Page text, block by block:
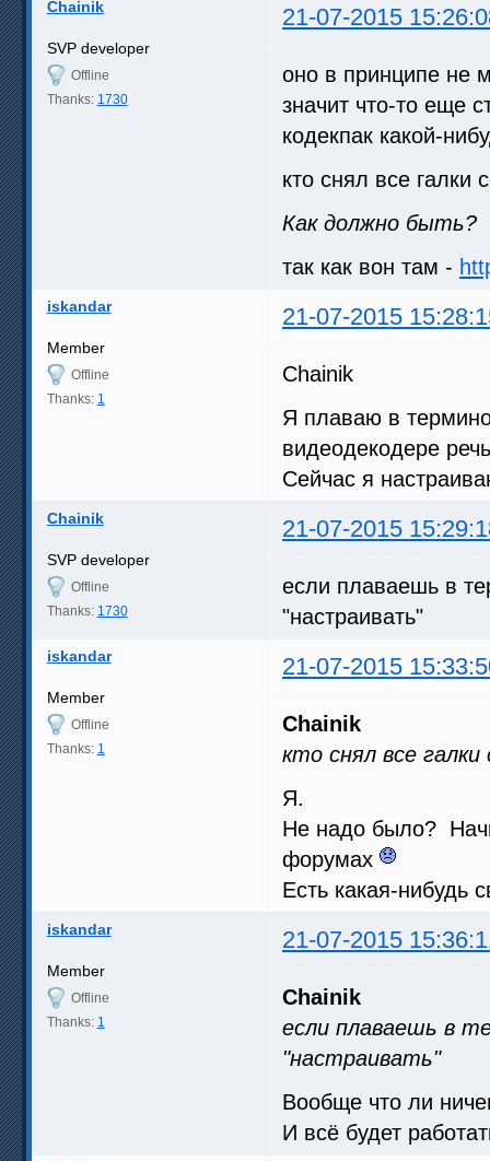
Chainik 21-07-2015
SVP developer
Offline
Thanks: 1730
оно в принципе не
значит что-то еще
кодекпак какой-
кто снял все галки
Как должно быть?
так как вон там -
iskandar 21-07-2015
Member
Offline
Thanks: 1
Chainik
Я плаваю в
видеодекодере
Сейчас я
Chainik 21-07-2015
SVP developer
Offline
Thanks: 1730
если плаваешь в
"настраивать"
iskandar 21-07-2015
Member
Offline
Thanks: 1
Chainik
кто снял все
Я.
Не надо было?
форумах
Есть какая-нибудь
iskandar 21-07-2015
Member
Offline
Thanks: 1
Chainik
если плаваешь в
"настраивать"
Вообще что ли
И всё будет